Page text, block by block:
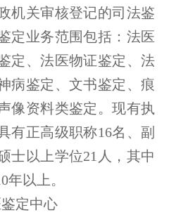
关审核登记的司法鉴
定业务范围包括：法医
定、法医物证鉴定、法
病鉴定、文书鉴定、痕
像资料类鉴定。现有执
有正高级职称16名、副
士以上学位21人，其中
年以上。
定中心